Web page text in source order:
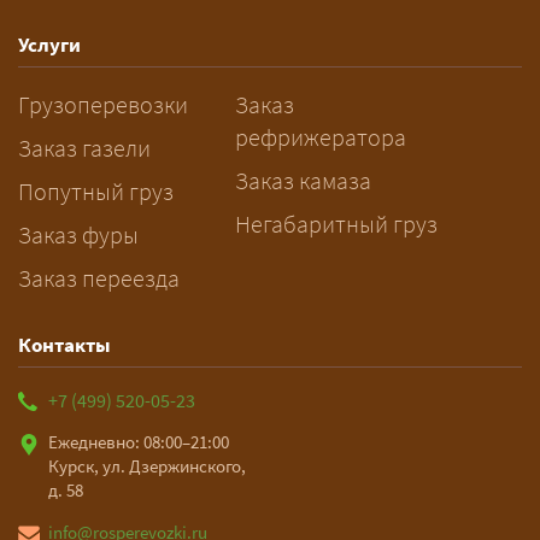
рабочих дней. Оставьте заявку
заблаговременно — логист
рассчитает маршрут и запустит
подготовку документов.
Услуги
Грузоперевозки
Заказ газели
Попутный груз
Заказ фуры
Заказ переезда
Заказ
рефрижератора
Заказ камаза
Негабаритный груз
Контакты
+7 (499) 520-05-23
Ежедневно: 08:00–21:00
Курск, ул. Дзержинского,
д. 58
info@rosperevozki.ru